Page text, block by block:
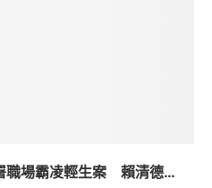
職場霸凌輕生案 賴清德...